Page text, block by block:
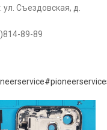
Съездовская, д.
89-89